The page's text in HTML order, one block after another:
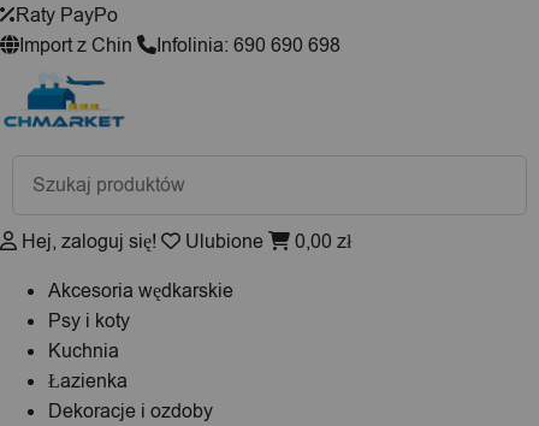
Raty PayPo
Import z Chin
Infolinia: 690 690 698
Wyszukiwarka
produktów
Hej, zaloguj się! Ulubione 0,00 zł
Akcesoria wędkarskie
Psy i koty
Kuchnia
Łazienka
Dekoracje i ozdoby